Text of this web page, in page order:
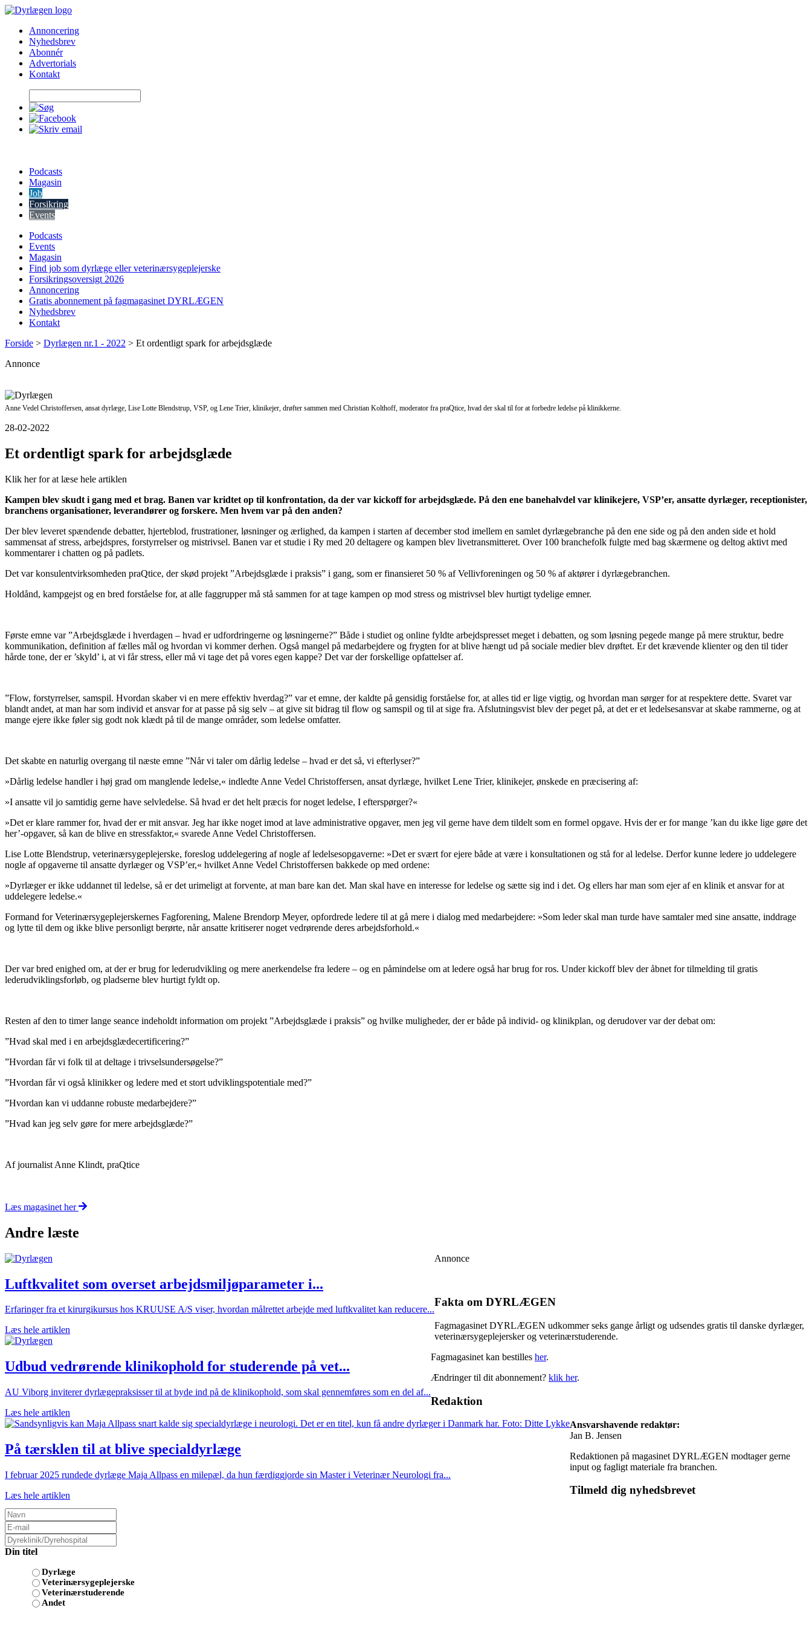
Skip
contentAnnoncering
Nyhedsbrev
Abonnér
Advertorials
Kontakt
Podcasts
Magasin
Job
Forsikring
Events
Podcasts
Events
Magasin
Find job som dyrlæge eller veterinærsygeplejerske
Forsikringsoversigt 2026
Annoncering
Gratis abonnement på fagmagasinet DYRLÆGEN
Nyhedsbrev
Kontakt
Forside > Dyrlægen nr.1 - 2022 > Et ordentligt spark for arbejdsglæde
Annonce
Anne Vedel Christoffersen, ansat dyrlæge, Lise Lotte Blendstrup, VSP, og Lene Trier, klinikejer, drøfter sammen med Christian Kolthoff, moderator fra praQtice, hvad der skal til for at forbedre ledelse på klinikkerne.
28-02-2022
Et ordentligt spark for arbejdsglæde
Klik her for at læse hele artiklen
Kampen blev skudt i gang med et brag. Banen var kridtet op til konfrontation, da der var kickoff for arbejdsglæde. På den ene banehalvdel var klinikejere, VSP’er, ansatte dyrlæger, receptionister,
branchens organisationer, leverandører og forskere. Men hvem var på den anden?
Der blev leveret spændende debatter, hjerteblod, frustrationer, løsninger og ærlighed, da kampen i starten af december stod imellem en samlet dyrlægebranche på den ene side og på den anden side et hold
sammensat af stress, arbejdspres, forstyrrelser og mistrivsel. Banen var et studie i Ry med 20 deltagere og kampen blev livetransmitteret. Over 100 branchefolk fulgte med bag skærmene og deltog aktivt med
kommentarer i chatten og på padlets.
Det var konsulentvirksomheden praQtice, der skød projekt ”Arbejdsglæde i praksis” i gang, som er finansieret 50 % af Vellivforeningen og 50 % af aktører i dyrlægebranchen.
Holdånd, kampgejst og en bred forståelse for, at alle faggrupper må stå sammen for at tage kampen op mod stress og mistrivsel blev hurtigt tydelige emner.
Første emne var ”Arbejdsglæde i hverdagen – hvad er udfordringerne og løsningerne?” Både i studiet og online fyldte arbejdspresset meget i debatten, og som løsning pegede mange på mere struktur, bedre
kommunikation, definition af fælles mål og hvordan vi kommer derhen. Også mangel på medarbejdere og frygten for at blive hængt ud på sociale medier blev drøftet. Er det krævende klienter og den til tider
hårde tone, der er ’skyld’ i, at vi får stress, eller må vi tage det på vores egen kappe? Det var der forskellige opfattelser af.
”Flow, forstyrrelser, samspil. Hvordan skaber vi en mere effektiv hverdag?” var et emne, der kaldte på gensidig forståelse for, at alles tid er lige vigtig, og hvordan man sørger for at respektere dette. Svaret var
blandt andet, at man har som individ et ansvar for at passe på sig selv – at give sit bidrag til flow og samspil og til at sige fra. Afslutningsvist blev der peget på, at det er et ledelsesansvar at skabe rammerne, og at
mange ejere ikke føler sig godt nok klædt på til de mange områder, som ledelse omfatter.
Det skabte en naturlig overgang til næste emne ”Når vi taler om dårlig ledelse – hvad er det så, vi efterlyser?”
»Dårlig ledelse handler i høj grad om manglende ledelse,« indledte Anne Vedel Christoffersen, ansat dyrlæge, hvilket Lene Trier, klinikejer, ønskede en præcisering af:
»I ansatte vil jo samtidig gerne have selvledelse. Så hvad er det helt præcis for noget ledelse, I efterspørger?«
»Det er klare rammer for, hvad der er mit ansvar. Jeg har ikke noget imod at lave administrative opgaver, men jeg vil gerne have dem tildelt som en formel opgave. Hvis der er for mange ’kan du ikke lige gøre det
her’-opgaver, så kan de blive en stressfaktor,« svarede Anne Vedel Christoffersen.
Lise Lotte Blendstrup, veterinærsygeplejerske, foreslog uddelegering af nogle af ledelsesopgaverne: »Det er svært for ejere både at være i konsultationen og stå for al ledelse. Derfor kunne ledere jo uddelegere
nogle af opgaverne til ansatte dyrlæger og VSP’er,« hvilket Anne Vedel Christoffersen bakkede op med ordene:
»Dyrlæger er ikke uddannet til ledelse, så er det urimeligt at forvente, at man bare kan det. Man skal have en interesse for ledelse og sætte sig ind i det. Og ellers har man som ejer af en klinik et ansvar for at
uddelegere ledelse.«
Formand for Veterinærsygeplejerskernes Fagforening, Malene Brendorp Meyer, opfordrede ledere til at gå mere i dialog med medarbejdere: »Som leder skal man turde have samtaler med sine ansatte, inddrage
og lytte til dem og ikke blive personligt berørte, når ansatte kritiserer noget vedrørende deres arbejdsforhold.«
Der var bred enighed om, at der er brug for lederudvikling og mere anerkendelse fra ledere – og en påmindelse om at ledere også har brug for ros. Under kickoff blev der åbnet for tilmelding til gratis
lederudviklingsforløb, og pladserne blev hurtigt fyldt op.
Resten af den to timer lange seance indeholdt information om projekt ”Arbejdsglæde i praksis” og hvilke muligheder, der er både på individ- og klinikplan, og derudover var der debat om:
”Hvad skal med i en arbejdsglædecertificering?”
”Hvordan får vi folk til at deltage i trivselsundersøgelse?”
”Hvordan får vi også klinikker og ledere med et stort udviklingspotentiale med?”
”Hvordan kan vi uddanne robuste medarbejdere?”
”Hvad kan jeg selv gøre for mere arbejdsglæde?”
Af journalist Anne Klindt, praQtice
Læs magasinet her
Andre læste
Luftkvalitet som overset arbejdsmiljøparameter i...
Erfaringer fra et kirurgikursus hos KRUUSE A/S viser, hvordan målrettet arbejde med luftkvalitet kan reducere...
Læs hele artiklen
Udbud vedrørende klinikophold for studerende på vet...
AU Viborg inviterer dyrlægepraksisser til at byde ind på de klinikophold, som skal gennemføres som en del af...
Læs hele artiklen
På tærsklen til at blive specialdyrlæge
I februar 2025 rundede dyrlæge Maja Allpass en milepæl, da hun færdiggjorde sin Master i Veterinær Neurologi fra...
Læs hele artiklen
Annonce
Fakta om DYRLÆGEN
Fagmagasinet DYRLÆGEN udkommer seks gange årligt og udsendes gratis til danske dyrlæger,
veterinærsygeplejersker og veterinærstuderende.
Fagmagasinet kan bestilles her.
Ændringer til dit abonnement? klik her.
Redaktion
Ansvarshavende redaktør:
Jan B. Jensen
Redaktionen på magasinet DYRLÆGEN modtager gerne
input og fagligt materiale fra branchen.
Tilmeld dig nyhedsbrevet
Din titel
Dyrlæge
Veterinærsygeplejerske
Veterinærstuderende
Andet